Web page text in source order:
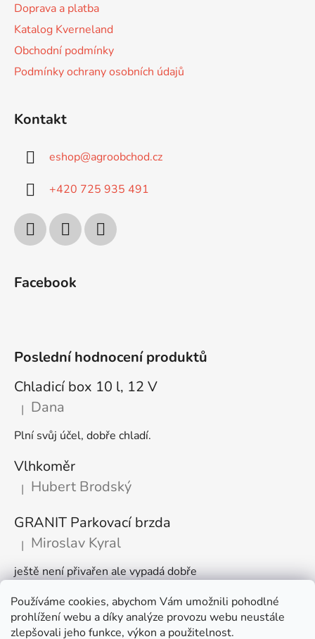
Používáme cookies, abychom Vám umožnili pohodlné
prohlížení webu a díky analýze provozu webu neustále
zlepšovali jeho funkce, výkon a použitelnost.
Doprava a platba
Katalog Kverneland
Obchodní podmínky
Podmínky ochrany osobních údajů
Kontakt
eshop@agroobchod.cz
+420 725 935 491
Facebook
Poslední hodnocení produktů
Chladicí box 10 l, 12 V
Hodnocení produktu je 5 z 5 hvězdiček.
| Dana
Plní svůj účel, dobře chladí.
Vlhkoměr
Hodnocení produktu je 5 z 5 hvězdiček.
| Hubert Brodský
GRANIT Parkovací brzda
Hodnocení produktu je 5 z 5 hvězdiček.
| Miroslav Kyral
ještě není přivařen ale vypadá dobře
Články